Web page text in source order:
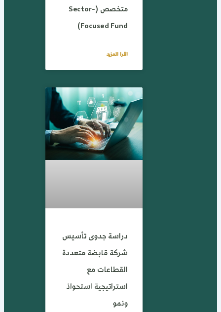
متخصص (Sector-
Focused Fund)
اقرا المزيد
دراسة جدوى تأسيس
شركة قابضة متعددة
القطاعات مع
استراتيجية استحواذ
ونمو